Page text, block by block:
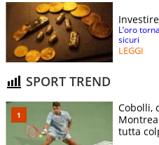
L’oro
sicuri
LEGGI
SPORT TREND
Cobolli,
tutta